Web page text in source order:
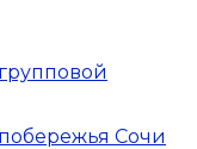
Сочи